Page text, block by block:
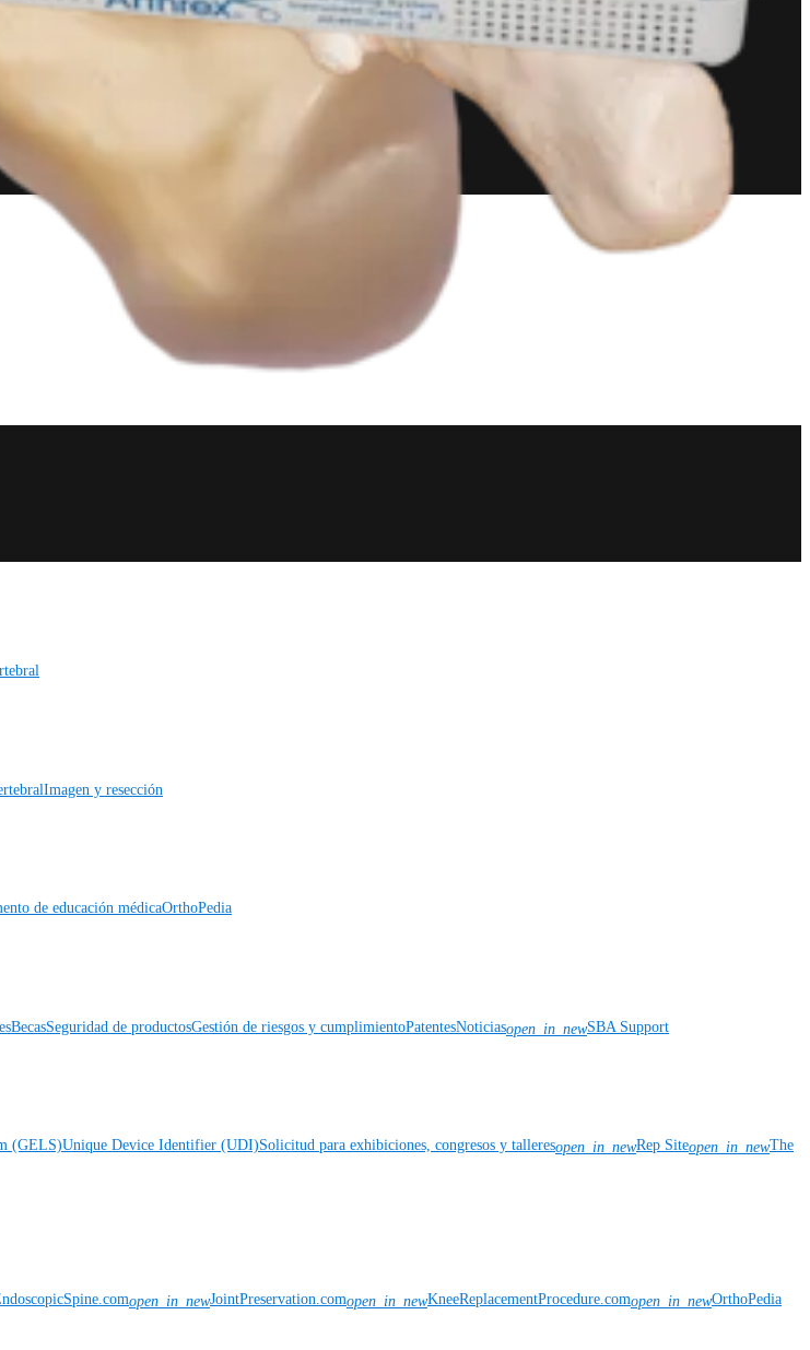
Imagen y resección
de educación médicaOrthoPedia
BecasSeguridad de productosGestión de riesgos y cumplimientoPatentesNoticiasopen_in_newSBA Support
(GELS)Unique Device Identifier (UDI)Solicitud para exhibiciones, congresos y talleresopen_in_newRep Siteopen_in_newThe
open_in_newJointPreservation.comopen_in_newKneeReplacementProcedure.comopen_in_newOrthoPedia